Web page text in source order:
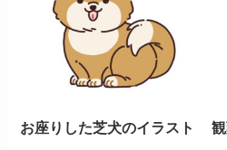
お座りした芝犬のイラスト